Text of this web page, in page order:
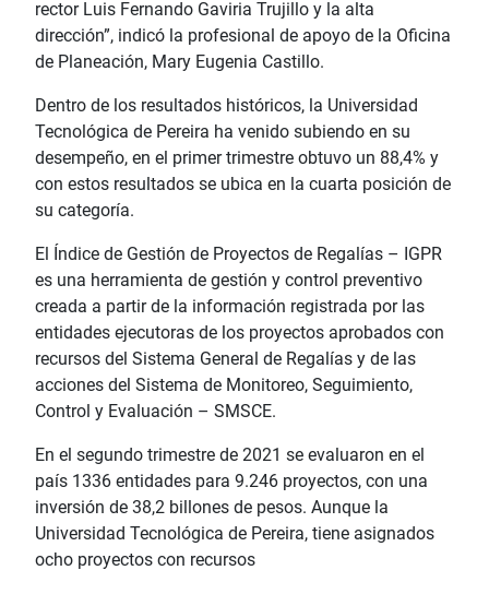
rector Luis Fernando Gaviria Trujillo y la alta
dirección”, indicó la profesional de apoyo de la Oficina
de Planeación, Mary Eugenia Castillo.
Dentro de los resultados históricos, la Universidad
Tecnológica de Pereira ha venido subiendo en su
desempeño, en el primer trimestre obtuvo un 88,4% y
con estos resultados se ubica en la cuarta posición de
su categoría.
El Índice de Gestión de Proyectos de Regalías – IGPR
es una herramienta de gestión y control preventivo
creada a partir de la información registrada por las
entidades ejecutoras de los proyectos aprobados con
recursos del Sistema General de Regalías y de las
acciones del Sistema de Monitoreo, Seguimiento,
Control y Evaluación – SMSCE.
En el segundo trimestre de 2021 se evaluaron en el
país 1336 entidades para 9.246 proyectos, con una
inversión de 38,2 billones de pesos. Aunque la
Universidad Tecnológica de Pereira, tiene asignados
ocho proyectos con recursos